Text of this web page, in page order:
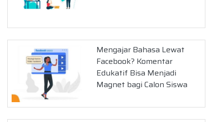
Mengajar Bahasa Lewat
Facebook? Komentar
Edukatif Bisa Menjadi
Magnet bagi Calon Siswa